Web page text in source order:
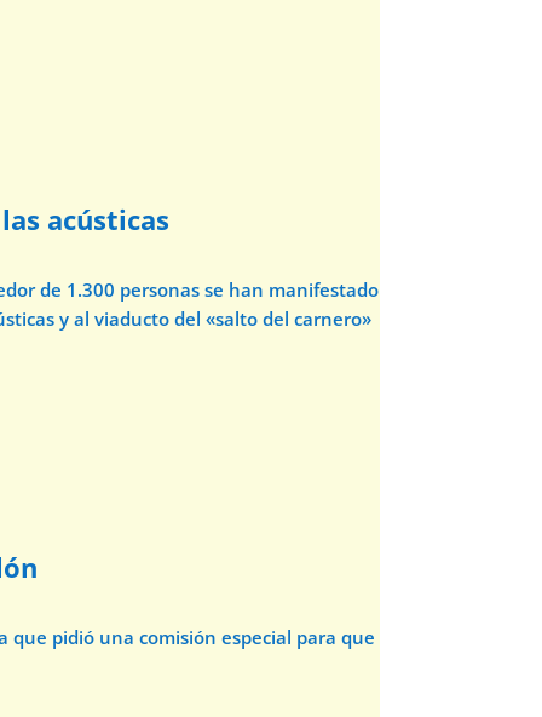
acústicas
de 1.300 personas se han manifestado
y al viaducto del «salto del carnero»
pidió una comisión especial para que